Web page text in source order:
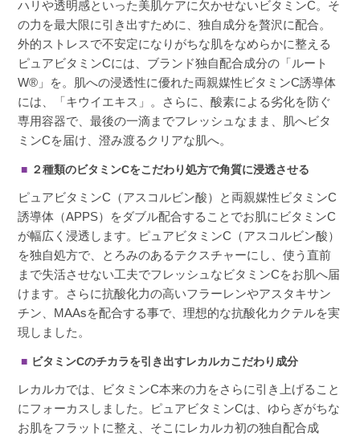
ハリや透明感といった美肌ケアに欠かせないビタミンC。そ
の力を最大限に引き出すために、独自成分を贅沢に配合。
外的ストレスで不安定になりがちな肌をなめらかに整える
ピュアビタミンCには、ブランド独自配合成分の「ルート
W®」を。肌への浸透性に優れた両親媒性ビタミンC誘導体
には、「キウイエキス」。さらに、酸素による劣化を防ぐ
専用容器で、最後の一滴までフレッシュなまま、肌へビタ
ミンCを届け、澄み渡るクリアな肌へ。
２種類のビタミンCをこだわり処方で角質に浸透させる
ピュアビタミンC（アスコルビン酸）と両親媒性ビタミンC
誘導体（APPS）をダブル配合することでお肌にビタミンC
が幅広く浸透します。ピュアビタミンC（アスコルビン酸）
を独自処方で、とろみのあるテクスチャーにし、使う直前
まで失活させない工夫でフレッシュなビタミンCをお肌へ届
けます。さらに抗酸化力の高いフラーレンやアスタキサン
チン、MAAsを配合する事で、理想的な抗酸化カクテルを実
現しました。
ビタミンCのチカラを引き出すレカルカこだわり成分
レカルカでは、ビタミンC本来の力をさらに引き上げること
にフォーカスしました。ピュアビタミンCは、ゆらぎがちな
お肌をフラットに整え、そこにレカルカ初の独自配合成